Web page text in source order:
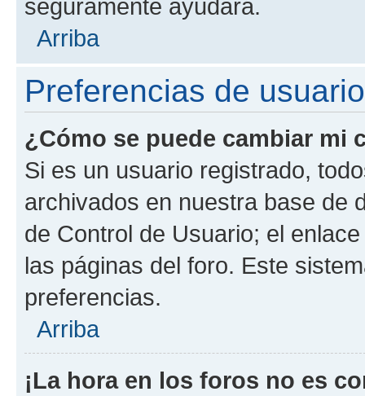
seguramente ayudará.
Arriba
Preferencias de
¿Cómo se puede cambiar mi
Si es un usuario registrado,
archivados en nuestra base de
de Control de Usuario; el
las páginas del foro. Este
preferencias.
Arriba
¡La hora en los foros no es